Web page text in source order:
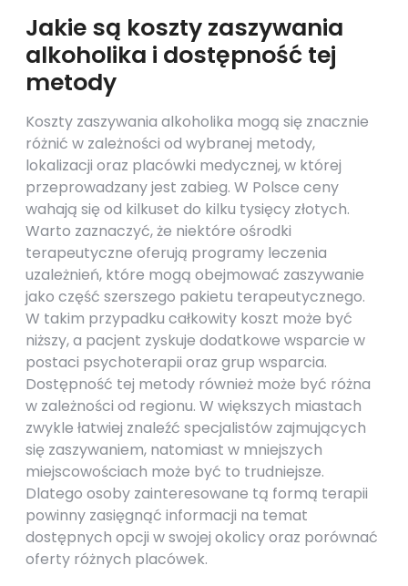
Jakie są koszty zaszywania
alkoholika i dostępność tej
metody
Koszty zaszywania alkoholika mogą się znacznie
różnić w zależności od wybranej metody,
lokalizacji oraz placówki medycznej, w której
przeprowadzany jest zabieg. W Polsce ceny
wahają się od kilkuset do kilku tysięcy złotych.
Warto zaznaczyć, że niektóre ośrodki
terapeutyczne oferują programy leczenia
uzależnień, które mogą obejmować zaszywanie
jako część szerszego pakietu terapeutycznego.
W takim przypadku całkowity koszt może być
niższy, a pacjent zyskuje dodatkowe wsparcie w
postaci psychoterapii oraz grup wsparcia.
Dostępność tej metody również może być różna
w zależności od regionu. W większych miastach
zwykle łatwiej znaleźć specjalistów zajmujących
się zaszywaniem, natomiast w mniejszych
miejscowościach może być to trudniejsze.
Dlatego osoby zainteresowane tą formą terapii
powinny zasięgnąć informacji na temat
dostępnych opcji w swojej okolicy oraz porównać
oferty różnych placówek.